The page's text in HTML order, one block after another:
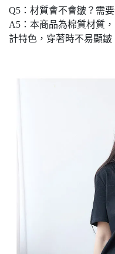
Q5：材質會不會皺？需
A5：本商品為棉質材質
計特色，穿著時不易顯